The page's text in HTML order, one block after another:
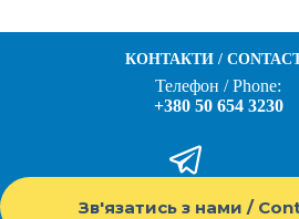
КОНТАКТИ /
Телефон / Phone:
+380 50 654 3230
Зв'язатись з нами /